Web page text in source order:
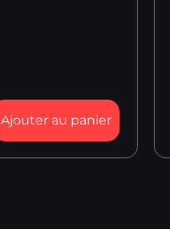
Ajouter au panier